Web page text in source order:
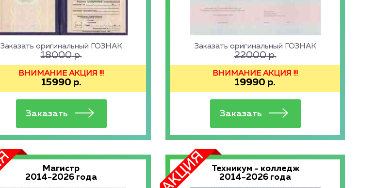
Заказать оригинальный ГОЗНАК
18000р.
ВНИМАНИЕ АКЦИЯ !!!
15990 р.
Заказать оригинальный ГОЗНАК
22000р.
ВНИМАНИЕ АКЦИЯ !!!
19990 р.
Магистр
2014-2026 года
Техникум - колледж
2014-2026 года